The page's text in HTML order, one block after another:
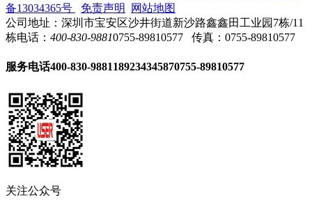
备13034365号
免责声明
网站地图
公司地址：深圳市宝安区沙井街道新沙路鑫鑫田工业园7栋/11
栋电话： 400-830-98810755-89810577 传真：0755-89810577
服务电话400-830-9881189234345870755-89810577
关注公众号